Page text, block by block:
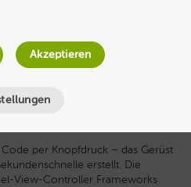
2023
per Knopfdruck – das Gerüst
erstellt. Die
View-Controller Frameworks
Akzeptieren